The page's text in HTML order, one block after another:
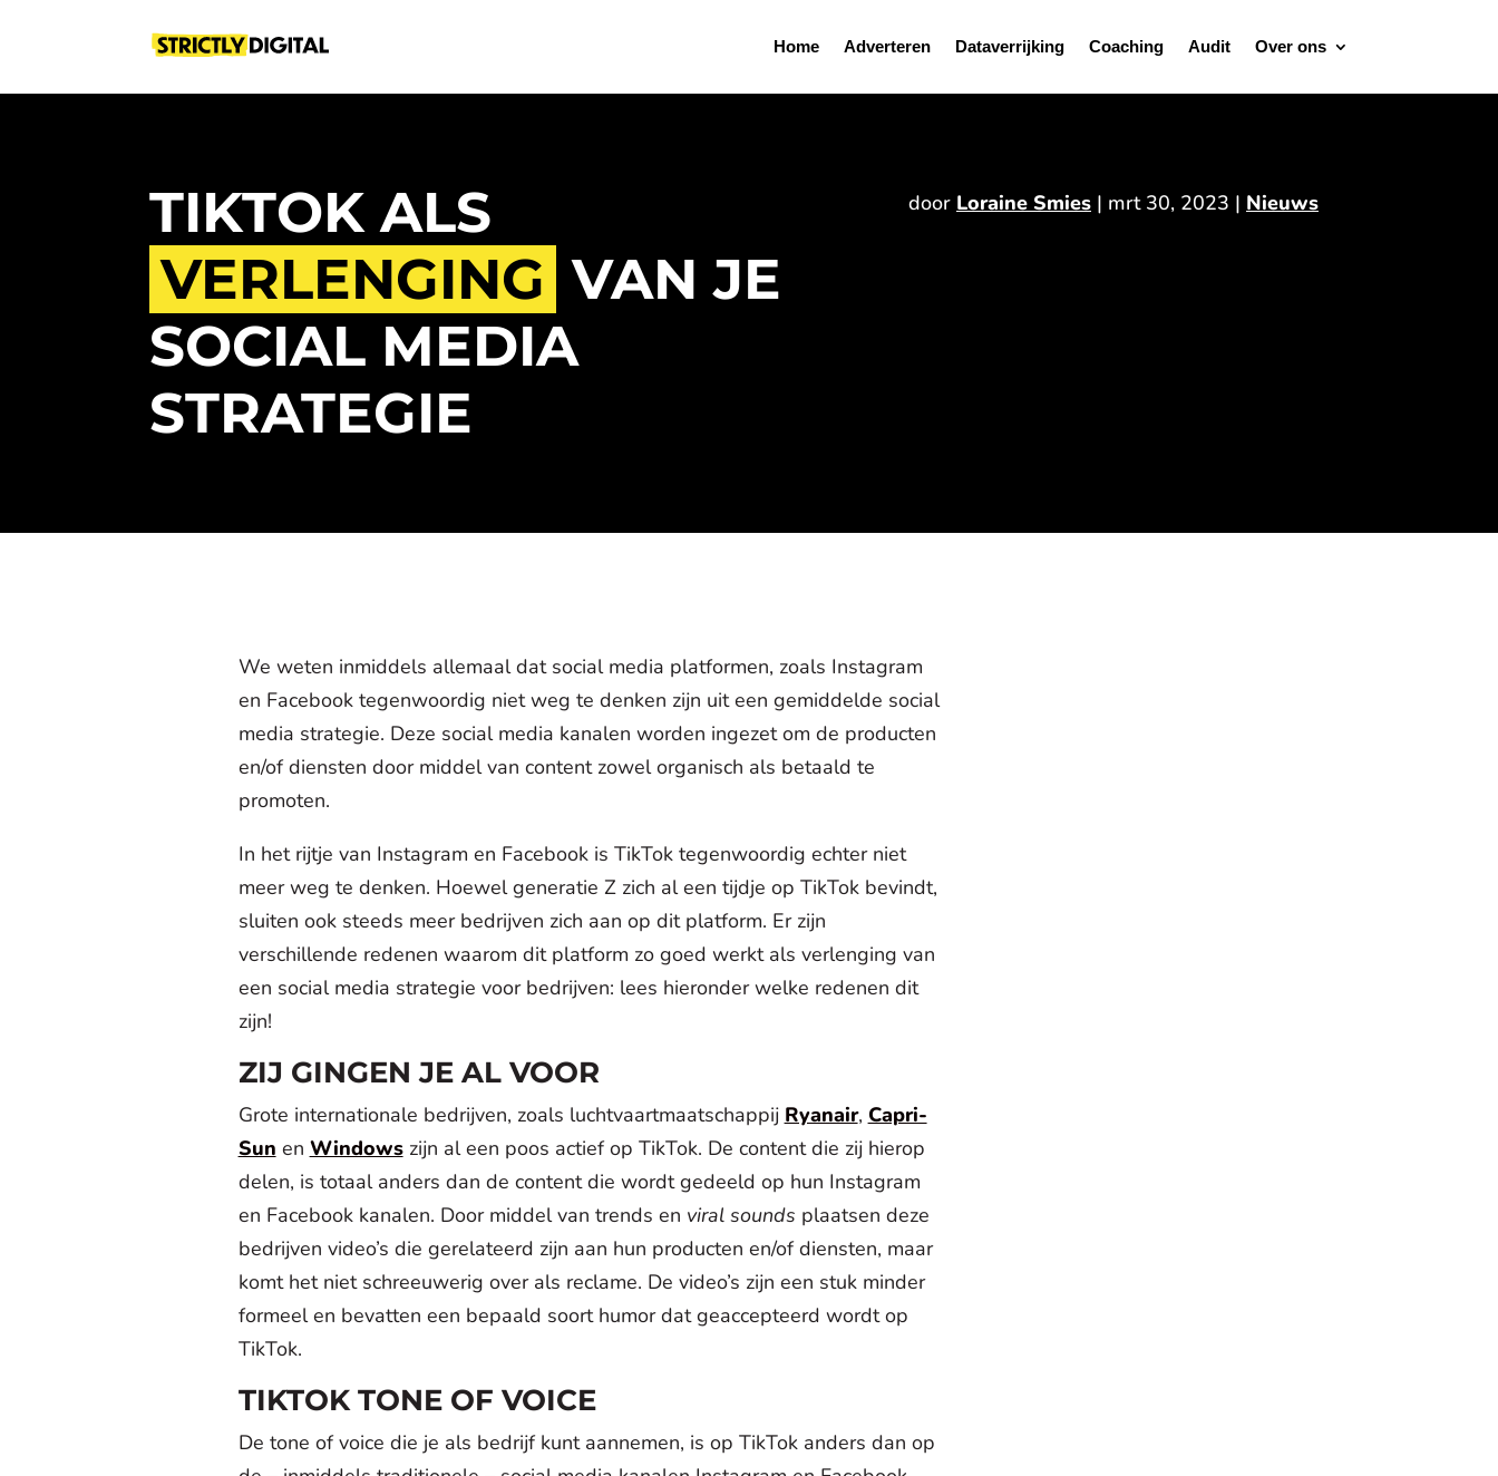
Home Adverteren Dataverrijking Coaching Audit Over ons
TIKTOK ALS
VERLENGING VAN JE
SOCIAL MEDIA
STRATEGIE
door Loraine Smies| mrt 30, 2023 | Nieuws
We weten inmiddels allemaal dat social media platformen, zoals Instagram
en Facebook tegenwoordig niet weg te denken zijn uit een gemiddelde social
media strategie. Deze social media kanalen worden ingezet om de producten
en/of diensten door middel van content zowel organisch als betaald te
promoten.
In het rijtje van Instagram en Facebook is TikTok tegenwoordig echter niet
meer weg te denken. Hoewel generatie Z zich al een tijdje op TikTok bevindt,
sluiten ook steeds meer bedrijven zich aan op dit platform. Er zijn
verschillende redenen waarom dit platform zo goed werkt als verlenging van
een social media strategie voor bedrijven: lees hieronder welke redenen dit
zijn!
ZIJ GINGEN JE AL VOOR
Grote internationale bedrijven, zoals luchtvaartmaatschappij Ryanair, Capri-
Sun en Windowszijn al een poos actief op TikTok. De content die zij hierop
delen, is totaal anders dan de content die wordt gedeeld op hun Instagram
en Facebook kanalen. Door middel van trends en viral sounds plaatsen deze
bedrijven video’s die gerelateerd zijn aan hun producten en/of diensten, maar
komt het niet schreeuwerig over als reclame. De video’s zijn een stuk minder
formeel en bevatten een bepaald soort humor dat geaccepteerd wordt op
TikTok.
TIKTOK TONE OF VOICE
De tone of voice die je als bedrijf kunt aannemen, is op TikTok anders dan op